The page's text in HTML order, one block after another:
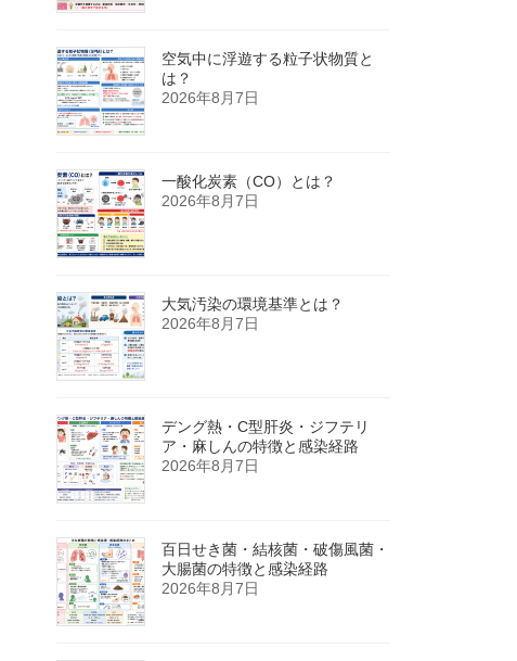
空気中に浮遊する粒子状物質と
は？
2026年8月7日
一酸化炭素（CO）とは？
2026年8月7日
大気汚染の環境基準とは？
2026年8月7日
デング熱・C型肝炎・ジフテリ
ア・麻しんの特徴と感染経路
2026年8月7日
百日せき菌・結核菌・破傷風菌・
大腸菌の特徴と感染経路
2026年8月7日